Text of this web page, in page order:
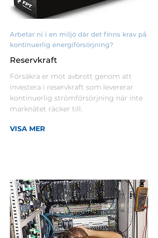
Arbetar ni i en miljö där det finns krav på
kontinuerlig energiförsörjning?
Reservkraft
Försäkra er mot avbrott genom att
investera i reservkraft som levererar
kontinuerlig strömförsörjning när inte
marknätet räcker till.
VISA MER